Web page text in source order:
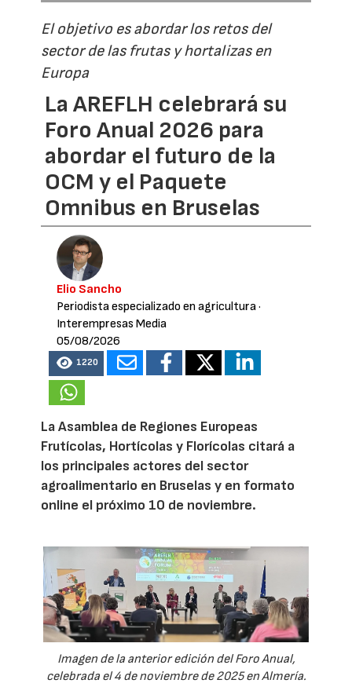
El objetivo es abordar los retos del
sector de las frutas y hortalizas en
Europa
La AREFLH celebrará su
Foro Anual 2026 para
abordar el futuro de la
OCM y el Paquete
Omnibus en Bruselas
Elio Sancho
Periodista especializado en agricultura·
Interempresas Media
05/08/2026
1220
La Asamblea de Regiones Europeas
Frutícolas, Hortícolas y Florícolas citará a
los principales actores del sector
agroalimentario en Bruselas y en formato
online el próximo 10 de noviembre.
Imagen de la anterior edición del Foro Anual,
celebrada el 4 de noviembre de 2025 en Almería.